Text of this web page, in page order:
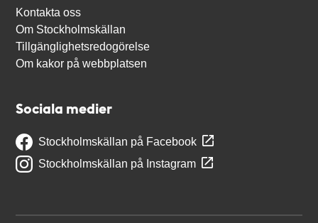
Kontakta oss
Om Stockholmskällan
Tillgänglighetsredogörelse
Om kakor på webbplatsen
Sociala medier
Stockholmskällan på Facebook
Stockholmskällan på Instagram